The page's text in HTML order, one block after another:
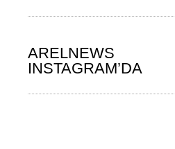
ARELNEWS
INSTAGRAM’DA